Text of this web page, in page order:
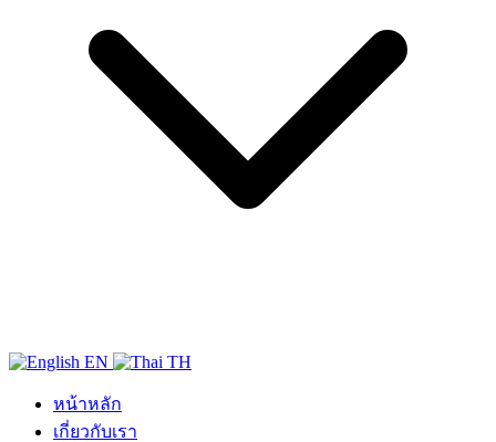
EN TH
หน้าหลัก
เกี่ยวกับเรา